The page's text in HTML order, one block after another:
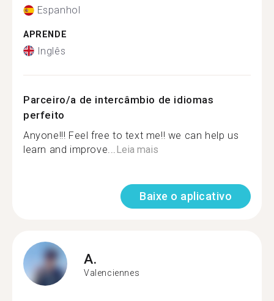
Espanhol
APRENDE
Inglês
Parceiro/a de intercâmbio de idiomas
perfeito
Anyone!!! Feel free to text me!! we can help us
learn and improve... Leia mais
Baixe o aplicativo
A.
Valenciennes